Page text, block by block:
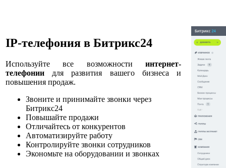
IP-телефония в Битрикс24
Используйте все возможности интернет-
телефонии для развития вашего бизнеса и
повышения продаж.
Звоните и принимайте звонки через
Битрикс24
Повышайте продажи
Отличайтесь от конкурентов
Автоматизируйте работу
Контролируйте звонки сотрудников
Экономьте на оборудовании и звонках